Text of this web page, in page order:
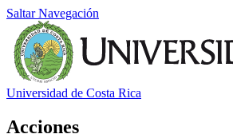
Saltar Navegación
Universidad de Costa Rica
Acciones